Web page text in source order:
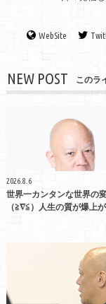
WebSite
NEW POST このラ
2026.8.6
世界一カンタンな世界の
（≧∇≦）人生の質が爆上